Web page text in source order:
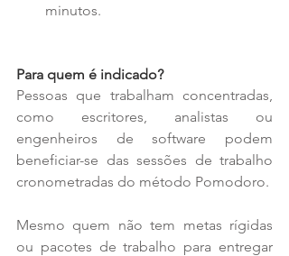
minutos.
Para quem é indicado?
Pessoas que trabalham concentradas,
como escritores, analistas ou
engenheiros de software podem
beneficiar-se das sessões de trabalho
cronometradas do método Pomodoro.
Mesmo quem não tem metas rígidas
ou pacotes de trabalho para entregar